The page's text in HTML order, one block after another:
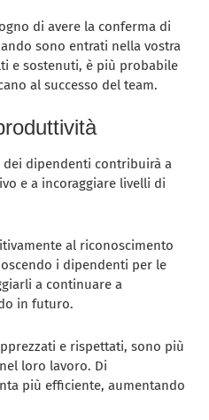
di avere la conferma di
sono entrati nella vostra
e sostenuti, è più probabile
al successo del team.
dipendenti contribuirà a
e a incoraggiare livelli di
al riconoscimento
i dipendenti per le
a continuare a
in futuro.
e rispettati, sono più
loro lavoro. Di
più efficiente, aumentando